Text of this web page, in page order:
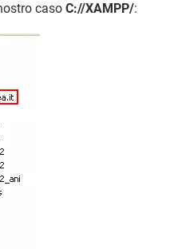
caso C://XAMPP/: